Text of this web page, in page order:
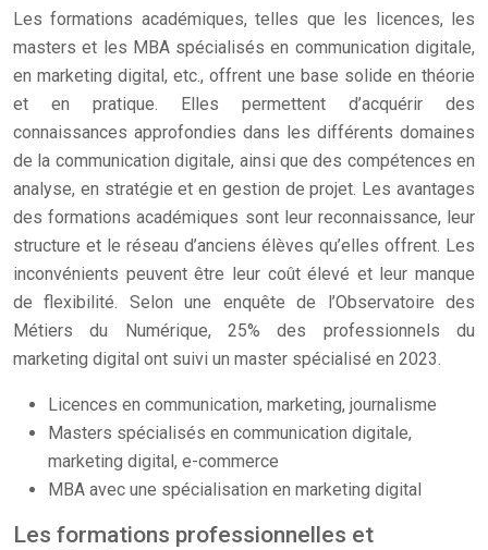
Les formations académiques, telles que les licences, les
masters et les MBA spécialisés en communication digitale,
en marketing digital, etc., offrent une base solide en théorie
et en pratique. Elles permettent d’acquérir des
connaissances approfondies dans les différents domaines
de la communication digitale, ainsi que des compétences en
analyse, en stratégie et en gestion de projet. Les avantages
des formations académiques sont leur reconnaissance, leur
structure et le réseau d’anciens élèves qu’elles offrent. Les
inconvénients peuvent être leur coût élevé et leur manque
de flexibilité. Selon une enquête de l’Observatoire des
Métiers du Numérique, 25% des professionnels du
marketing digital ont suivi un master spécialisé en 2023.
Licences en communication, marketing, journalisme
Masters spécialisés en communication digitale,
marketing digital, e-commerce
MBA avec une spécialisation en marketing digital
Les formations professionnelles et